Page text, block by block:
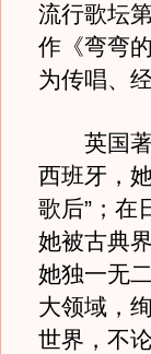
流行歌坛
作《弯弯
为传唱、
英国著
西班牙，
歌后”；在
她被古典
她独一无
大领域，
世界，不